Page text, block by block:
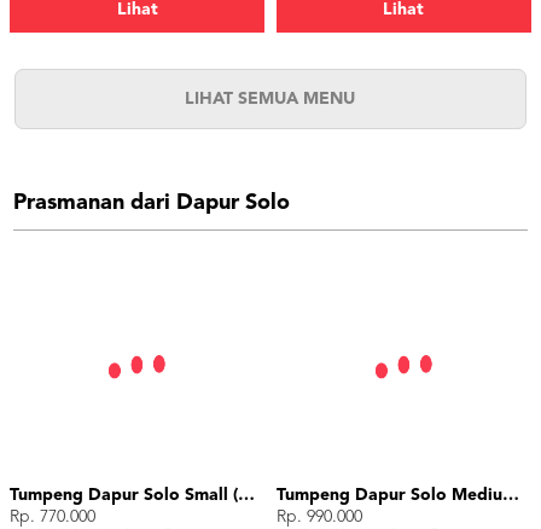
Lihat Lihat
LIHAT SEMUA MENU
Prasmanan dari Dapur Solo
Tumpeng Dapur Solo Small (15 pax)
Rp. 770.000
Tumpeng Dapur Solo Medium (25 pax)
Rp. 990.000